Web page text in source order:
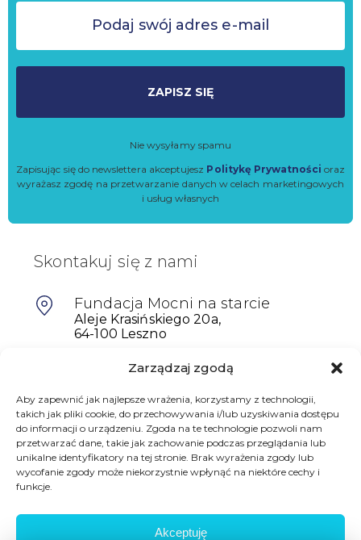
Zarządzaj zgodą
Aby zapewnić jak najlepsze wrażenia, korzystamy z technologii,
takich jak pliki cookie, do przechowywania i/lub uzyskiwania dostępu
do informacji o urządzeniu. Zgoda na te technologie pozwoli nam
przetwarzać dane, takie jak zachowanie podczas przeglądania lub
unikalne identyfikatory na tej stronie. Brak wyrażenia zgody lub
wycofanie zgody może niekorzystnie wpłynąć na niektóre cechy i
funkcje.
Akceptuję
ZAPISZ SIĘ
Nie wysyłamy spamu
Zapisując się do newslettera akceptujesz Politykę Prywatności oraz
wyrażasz zgodę na przetwarzanie danych w celach marketingowych
i usług własnych
Skontakuj się z nami
Fundacja Mocni na starcie
Aleje Krasińskiego 20a,
64-100 Leszno
601698402
biuro@mocninastarcie.pl